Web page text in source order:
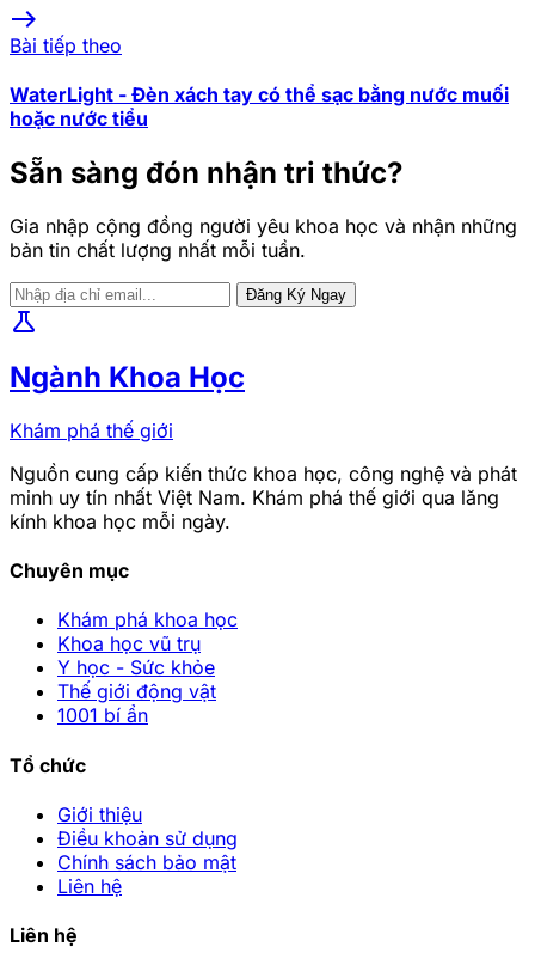
east
Bài tiếp theo
WaterLight - Đèn xách tay có thể sạc bằng nước muối
hoặc nước tiểu
Sẵn sàng đón nhận tri thức?
Gia nhập cộng đồng người yêu khoa học và nhận những
bản tin chất lượng nhất mỗi tuần.
Đăng Ký Ngay
science
Ngành Khoa Học
Khám phá thế giới
Nguồn cung cấp kiến thức khoa học, công nghệ và phát
minh uy tín nhất Việt Nam. Khám phá thế giới qua lăng
kính khoa học mỗi ngày.
Chuyên mục
Khám phá khoa học
Khoa học vũ trụ
Y học - Sức khỏe
Thế giới động vật
1001 bí ẩn
Tổ chức
Giới thiệu
Điều khoản sử dụng
Chính sách bảo mật
Liên hệ
Liên hệ